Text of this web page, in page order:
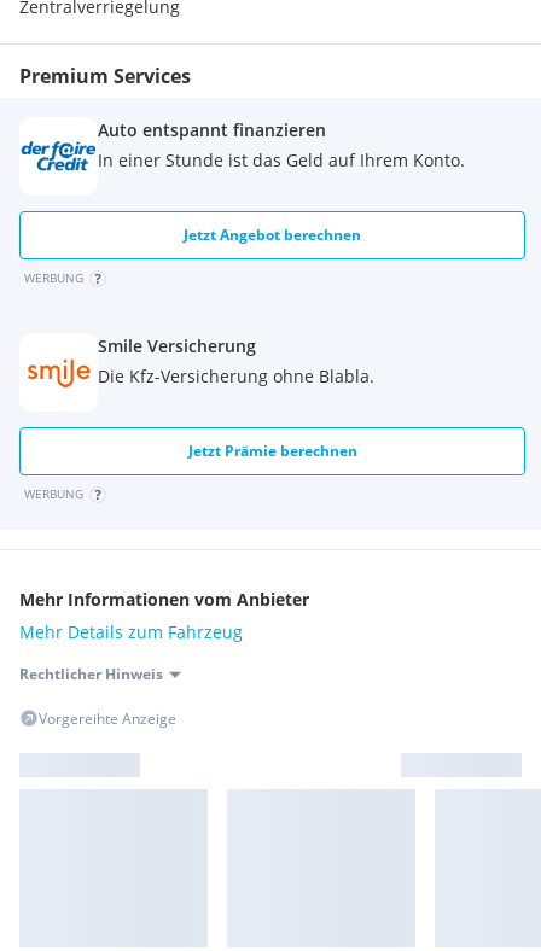
Zentralverriegelung
Premium Services
Auto entspannt finanzieren
In einer Stunde ist das Geld auf Ihrem Konto.
Jetzt Angebot berechnen
WERBUNG
Smile Versicherung
Die Kfz-Versicherung ohne Blabla.
Jetzt Prämie berechnen
WERBUNG
Mehr Informationen vom Anbieter
Mehr Details zum Fahrzeug
Rechtlicher Hinweis
Vorgereihte Anzeige